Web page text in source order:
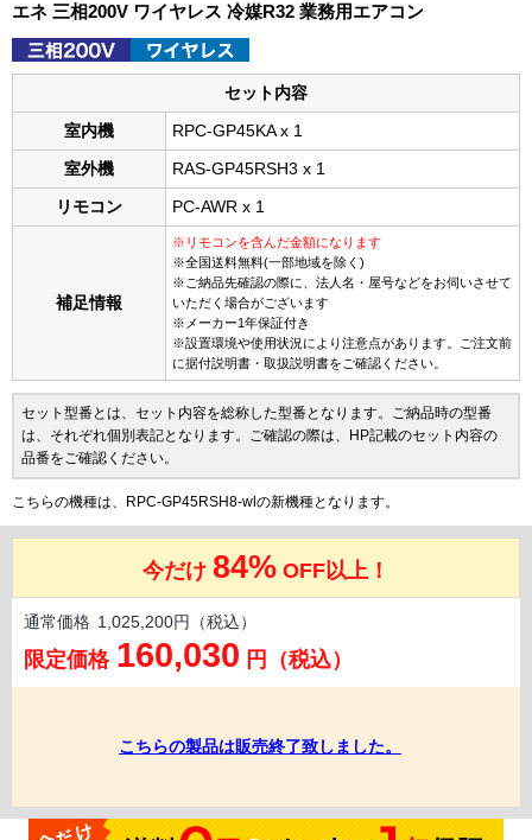
エネ 三相200V ワイヤレス 冷媒R32 業務用エアコン
セット内容
室内機 RPC-GP45KA x 1
室外機 RAS-GP45RSH3 x 1
リモコン PC-AWR x 1
補足情報
※リモコンを含んだ金額になります
※全国送料無料(一部地域を除く)
※ご納品先確認の際に、法人名・屋号などをお伺いさせて
いただく場合がございます
※メーカー1年保証付き
※設置環境や使用状況により注意点があります。ご注文前
に据付説明書・取扱説明書をご確認ください。
セット型番とは、セット内容を総称した型番となります。ご納品時の型番
は、それぞれ個別表記となります。ご確認の際は、HP記載のセット内容の
品番をご確認ください。
こちらの機種は、RPC-GP45RSH8-wlの新機種となります。
今だけ 84% OFF以上！
通常価格 1,025,200円（税込）
限定価格 160,030 円（税込）
こちらの製品は販売終了致しました。